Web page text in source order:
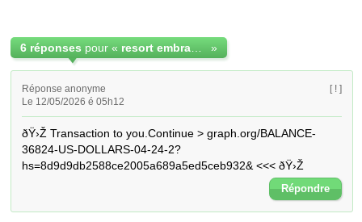
6 réponses pour « »
Réponse anonyme
Le 12/05/2026 é 05h12
[ ! ]
ðŸ›Ž Transaction to you.Continue > graph.org/BALANCE-
36824-US-DOLLARS-04-24-2?
hs=8d9d9db2588ce2005a689a5ed5ceb932& <<< ðŸ›Ž
Répondre